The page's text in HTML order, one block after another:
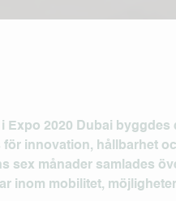
Expo 2020 Dubai byggdes
för innovation, hållbarhet
sex månader samlades
inom mobilitet,